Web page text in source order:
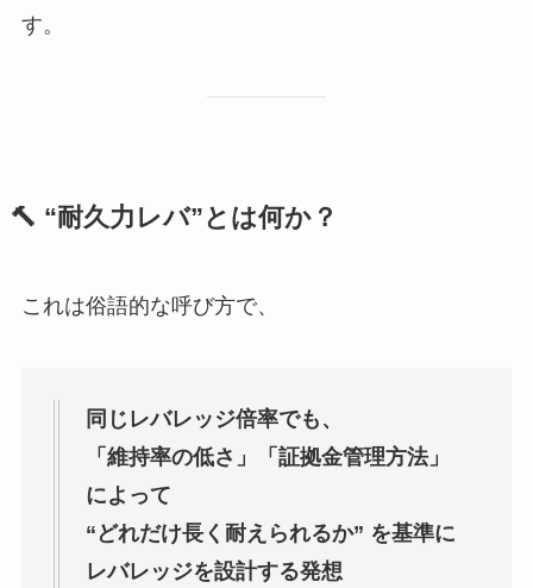
す。
🔨 “耐久力レバ”とは何か？
これは俗語的な呼び方で、
同じレバレッジ倍率でも、
「維持率の低さ」「証拠金管理方法」
によって
“どれだけ長く耐えられるか” を基準に
レバレッジを設計する発想